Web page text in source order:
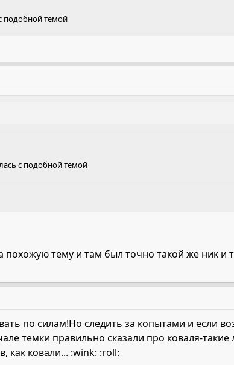
подобной темой
с подобной темой
похожую тему и там был точно такой же ник и
по силам!Но следить за копытами и если
темки правильно сказали про коваля-
как ковали... :wink: :roll: